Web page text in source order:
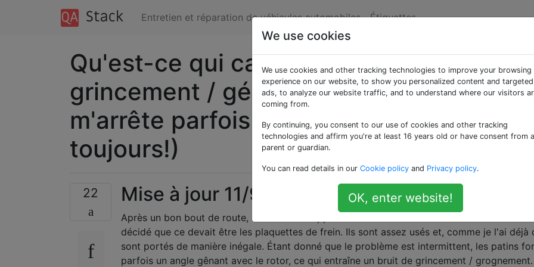
Entretien et réparation de véhicules automobiles Étiquettes
Qu'est-ce qui cause ce terrible bruit de
grincement / gémissement quand je
m'arrête parfois lentement? (mais pas
toujours!)
22 Mise à jour 11/9/2013
Après un bon bout de route, le bruit est réapparu. Je l'ai ramené au mécanicien et nous
décidé que ce devait être les plaquettes de frein. Ils sont assez usés et, comme je l'ai déjà
sont portés de manière inégale. Étant donné que le problème est intermittent, les patins
parfois un angle gênant avec le rotor, ce qui entraîne un bruit de grincement / grognement.
We use cookies
We use cookies and other tracking technologies to improve your browsing
experience on our website, to show you personalized content and targeted
ads, to analyze our website traffic, and to understand where our visitors
coming from.
By continuing, you consent to our use of cookies and other tracking
technologies and affirm you're at least 16 years old or have consent from a
parent or guardian.
You can read details in our Cookie policy and Privacy policy.
OK, enter website!